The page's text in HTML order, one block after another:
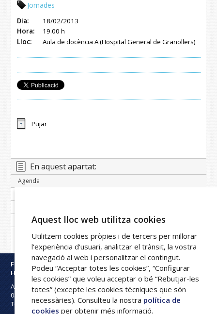
Jornades
Dia:
18/02/2013
Hora:
19.00 h
Lloc:
Aula de docència A (Hospital General de Granollers)
Pujar
En aquest apartat:
Agenda
Imatge corporativa
Galeria
Xarxa FPHAG
Fundació Privada
Hospital Asil de Granollers
Avinguda Francesc Ribas s/n
08402
Granollers
Tel:
93 842 50 00
Aquest lloc web utilitza cookies
Utilitzem cookies pròpies i de tercers per millorar
l'experiència d'usuari, analitzar el trànsit, la vostra
navegació al web i personalitzar el contingut.
Podeu “Acceptar totes les cookies”, “Configurar
les cookies” que voleu acceptar o bé “Rebutjar-les
totes” (excepte les cookies tècniques que són
necessàries). Consulteu la nostra política de
cookies per obtenir més informació.